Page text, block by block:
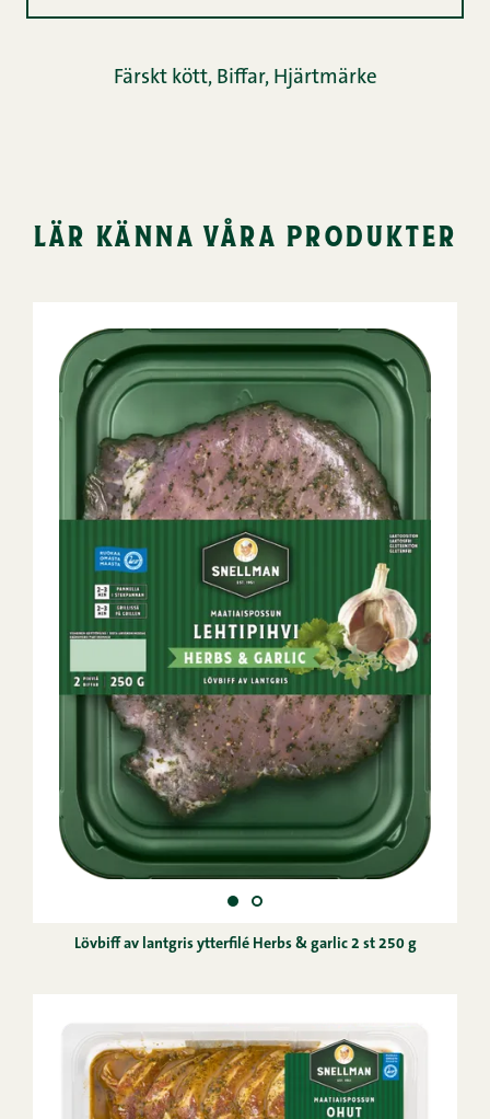
Färskt kött, Biffar, Hjärtmärke
lär känna våra produkter
Lövbiff av lantgris ytterfilé Herbs & garlic 2 st 250 g